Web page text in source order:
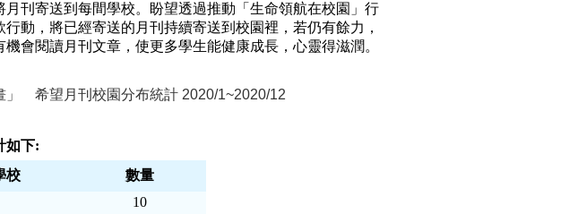
刊寄送到每間學校。盼望透過推動「生命領航在校園」行
動，將已經寄送的月刊持續寄送到校園裡，若仍有餘力，
會閱讀月刊文章，使更多學生能健康成長，心靈得滋潤。
」 希望月刊校園分布統計 2020/1~2020/12
如下:
校
數量
10